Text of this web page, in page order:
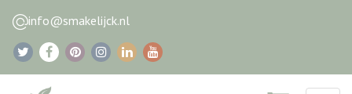
info@smakelijck.nl